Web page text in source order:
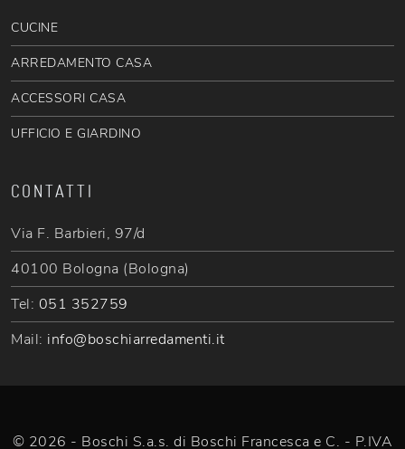
CUCINE
ARREDAMENTO CASA
ACCESSORI CASA
UFFICIO E GIARDINO
CONTATTI
Via F. Barbieri, 97/d
40100 Bologna (Bologna)
Tel: 051 352759
Mail: info@boschiarredamenti.it
© 2026 - Boschi S.a.s. di Boschi Francesca e C. - P.IVA